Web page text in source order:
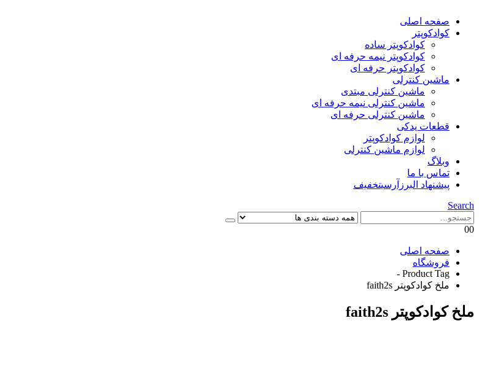
صفحه اصلی
کوادکوپتر
کوادکوپتر ساده
کوادکوپتر نیمه حرفه ای
کوادکوپتر حرفه ای
ماشین کنترلی
ماشین کنترلی مبتدی
ماشین کنترلی نیمه حرفه ای
ماشین کنترلی حرفه ای
قطعات یدکی
لوازم کوادکوپتر
لوازم ماشین کنترلی
وبلاگ
تماس با ما
پیشنهاد البرزآرسیتخفیف
Search
00
صفحه اصلی
فروشگاه
Product Tag -
ملخ کوادکوپتر faith2s
ملخ کوادکوپتر faith2s